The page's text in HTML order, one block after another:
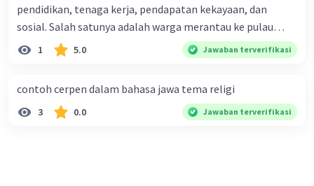
pendidikan, tenaga kerja, pendapatan kekayaan, dan
sosial. Salah satunya adalah warga merantau ke pulau
Jawa dibandingkan seluruh wilayah Indonesia. Sehingga
banyak masalahan kompleks yang bisa menyebabkan
buang sampah sembarangan. Mulai dari got, sungai,
danau, laut, dll. Padahal Indonesia memiliki keindahan
1 5.0 Jawaban terverifikasi
contoh cerpen dalam bahasa jawa tema religi
3 0.0 Jawaban terverifikasi